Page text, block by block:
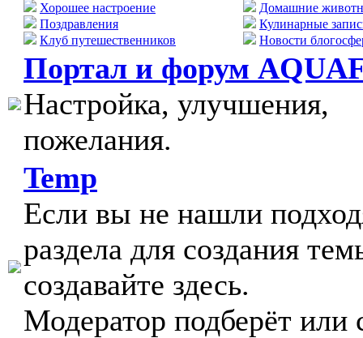
Хорошее настроение
Поздравления
Клуб путешественников
Домашние
Кулинарные
Новости
Портал и форум
Настройка, улучшения,
пожелания.
Temp
Если вы не нашли
раздела для создания
создавайте здесь.
Модератор подберёт или